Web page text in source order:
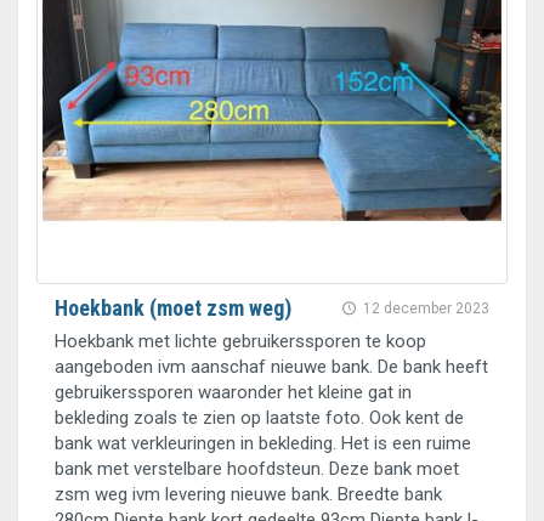
12 december 2023
Hoekbank (moet zsm weg)
Hoekbank met lichte gebruikerssporen te koop
aangeboden ivm aanschaf nieuwe bank. De bank heeft
gebruikerssporen waaronder het kleine gat in
bekleding zoals te zien op laatste foto. Ook kent de
bank wat verkleuringen in bekleding. Het is een ruime
bank met verstelbare hoofdsteun. Deze bank moet
zsm weg ivm levering nieuwe bank. Breedte bank